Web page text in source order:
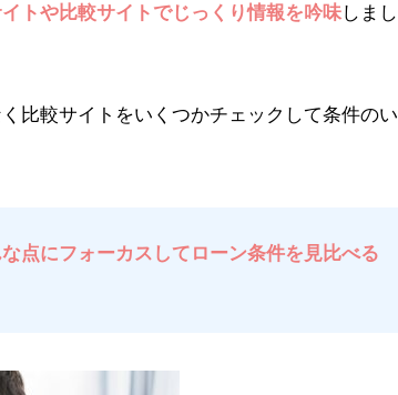
トや比較サイトでじっくり情報を吟味しまし
比較サイトをいくつかチェックして条件のい
点にフォーカスしてローン条件を見比べる